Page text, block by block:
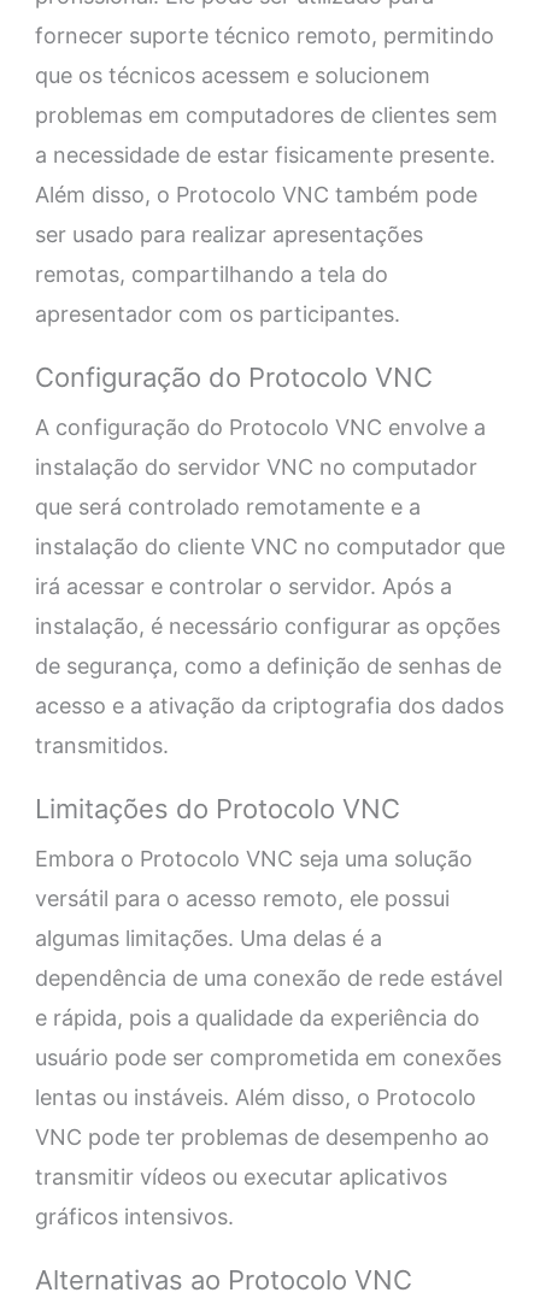
fornecer suporte técnico remoto, permitindo
que os técnicos acessem e solucionem
problemas em computadores de clientes sem
a necessidade de estar fisicamente presente.
Além disso, o Protocolo VNC também pode
ser usado para realizar apresentações
remotas, compartilhando a tela do
apresentador com os participantes.
Configuração do Protocolo VNC
A configuração do Protocolo VNC envolve a
instalação do servidor VNC no computador
que será controlado remotamente e a
instalação do cliente VNC no computador que
irá acessar e controlar o servidor. Após a
instalação, é necessário configurar as opções
de segurança, como a definição de senhas de
acesso e a ativação da criptografia dos dados
transmitidos.
Limitações do Protocolo VNC
Embora o Protocolo VNC seja uma solução
versátil para o acesso remoto, ele possui
algumas limitações. Uma delas é a
dependência de uma conexão de rede estável
e rápida, pois a qualidade da experiência do
usuário pode ser comprometida em conexões
lentas ou instáveis. Além disso, o Protocolo
VNC pode ter problemas de desempenho ao
transmitir vídeos ou executar aplicativos
gráficos intensivos.
Alternativas ao Protocolo VNC